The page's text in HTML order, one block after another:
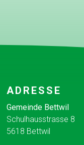
Footer
ADRESSE
Gemeinde Bettwil
Schulhausstrasse 8
5618 Bettwil